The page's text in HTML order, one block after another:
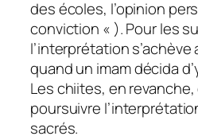
des écoles, l’opinion
conviction « ). Pour les
l’interprétation s’achève
quand un imam décida
Les chiites, en
poursuivre
sacrés.